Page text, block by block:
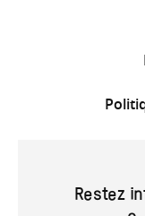
Restez